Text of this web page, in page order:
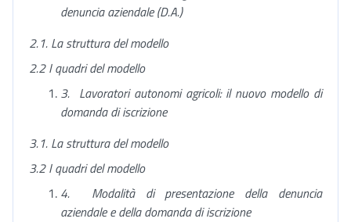
denuncia aziendale (D.A.)
2.1. La struttura del modello
2.2 I quadri del modello
3. Lavoratori autonomi agricoli: il nuovo modello di
domanda di iscrizione
3.1. La struttura del modello
3.2 I quadri del modello
4. Modalità di presentazione della denuncia
aziendale e della domanda di iscrizione